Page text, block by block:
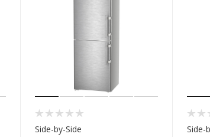
Side-by-Side
Side-